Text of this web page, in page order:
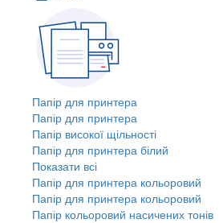
Папір для принтера
Папір для принтера
Папір високої щільності
Папір для принтера білий
Показати всі
Папір для принтера кольоровий
Папір для принтера кольоровий
Папір кольоровий насичених тонів